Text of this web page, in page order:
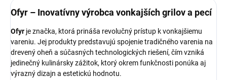
Ofyr – Inovatívny výrobca vonkajších grilov a pecí
Ofyr je značka, ktorá prináša revolučný prístup k vonkajšiemu
vareniu. Jej produkty predstavujú spojenie tradičného varenia na
drevený oheň a súčasných technologických riešení, čím vzniká
jedinečný kulinársky zážitok, ktorý okrem funkčnosti ponúka aj
výrazný dizajn a estetickú hodnotu.